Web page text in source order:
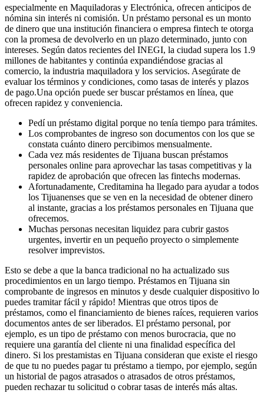
especialmente en Maquiladoras y Electrónica, ofrecen anticipos de
nómina sin interés ni comisión. Un préstamo personal es un monto
de dinero que una institución financiera o empresa fintech te otorga
con la promesa de devolverlo en un plazo determinado, junto con
intereses. Según datos recientes del INEGI, la ciudad supera los 1.9
millones de habitantes y continúa expandiéndose gracias al
comercio, la industria maquiladora y los servicios. Asegúrate de
evaluar los términos y condiciones, como tasas de interés y plazos
de pago.Una opción puede ser buscar préstamos en línea, que
ofrecen rapidez y conveniencia.
Pedí un préstamo digital porque no tenía tiempo para trámites.
Los comprobantes de ingreso son documentos con los que se
constata cuánto dinero percibimos mensualmente.
Cada vez más residentes de Tijuana buscan préstamos
personales online para aprovechar las tasas competitivas y la
rapidez de aprobación que ofrecen las fintechs modernas.
Afortunadamente, Creditamina ha llegado para ayudar a todos
los Tijuanenses que se ven en la necesidad de obtener dinero
al instante, gracias a los préstamos personales en Tijuana que
ofrecemos.
Muchas personas necesitan liquidez para cubrir gastos
urgentes, invertir en un pequeño proyecto o simplemente
resolver imprevistos.
Esto se debe a que la banca tradicional no ha actualizado sus
procedimientos en un largo tiempo. Préstamos en Tijuana sin
comprobante de ingresos en minutos y desde cualquier dispositivo lo
puedes tramitar fácil y rápido! Mientras que otros tipos de
préstamos, como el financiamiento de bienes raíces, requieren varios
documentos antes de ser liberados. El préstamo personal, por
ejemplo, es un tipo de préstamo con menos burocracia, que no
requiere una garantía del cliente ni una finalidad específica del
dinero. Si los prestamistas en Tijuana consideran que existe el riesgo
de que tu no puedes pagar tu préstamo a tiempo, por ejemplo, según
un historial de pagos atrasados o atrasados de otros préstamos,
pueden rechazar tu solicitud o cobrar tasas de interés más altas.